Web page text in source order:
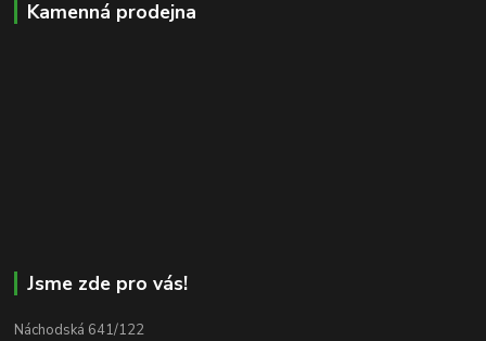
Kamenná prodejna
Jsme zde pro vás!
Náchodská 641/122